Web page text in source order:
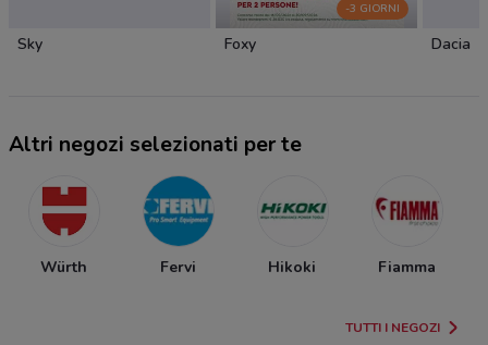
Sky
-3 GIORNI
Foxy Dacia
Altri negozi selezionati per te
Würth Fervi Hikoki Fiamma
TUTTI I NEGOZI